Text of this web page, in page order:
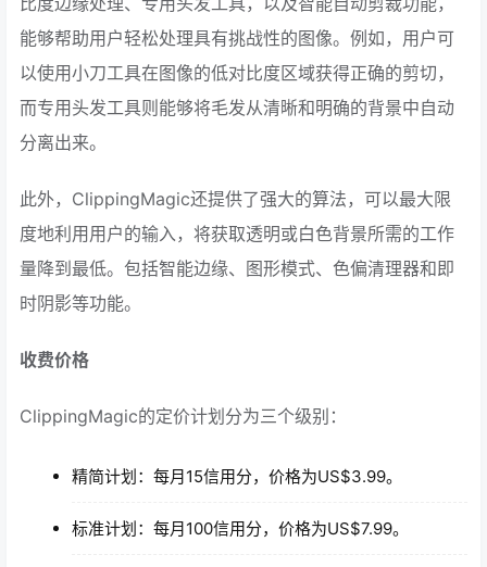
能够帮助用户轻松处理具有挑战性的图像。例如，用户可
以使用小刀工具在图像的低对比度区域获得正确的剪切，
而专用头发工具则能够将毛发从清晰和明确的背景中自动
分离出来。
此外，ClippingMagic还提供了强大的算法，可以最大限
度地利用用户的输入，将获取透明或白色背景所需的工作
量降到最低。包括智能边缘、图形模式、色偏清理器和即
时阴影等功能。
收费价格
ClippingMagic的定价计划分为三个级别：
精简计划：每月15信用分，价格为US$3.99。
标准计划：每月100信用分，价格为US$7.99。